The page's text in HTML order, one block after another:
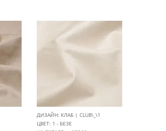
ДИЗАЙН: КЛАБ | CLUB\_\1
ЦВЕТ: 1 - БЕЗЕ